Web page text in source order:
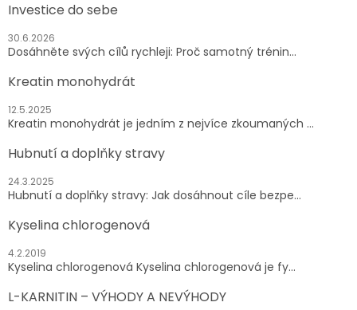
Investice do sebe
30.6.2026
Dosáhněte svých cílů rychleji: Proč samotný trénin...
Kreatin monohydrát
12.5.2025
Kreatin monohydrát je jedním z nejvíce zkoumaných ...
Hubnutí a doplňky stravy
24.3.2025
Hubnutí a doplňky stravy: Jak dosáhnout cíle bezpe...
Kyselina chlorogenová
4.2.2019
Kyselina chlorogenová Kyselina chlorogenová je fy...
L-KARNITIN – VÝHODY A NEVÝHODY